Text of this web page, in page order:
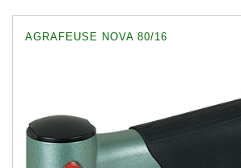
AGRAFEUSE NOVA 80/16